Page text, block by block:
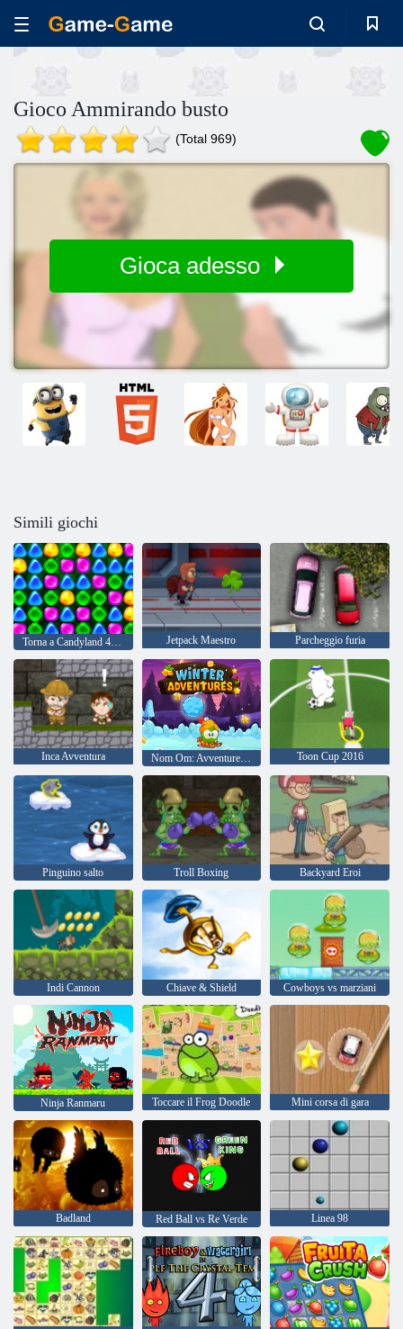
Gioco Ammirando busto
(Total 969)
Gioca adesso
Simili giochi
Torna a Candyland 4: Lollipop Garden Jetpack Maestro Parcheggio furia
Inca Avventura Nom Om: Avventure invernali Toon Cup 2016
Pinguino salto Troll Boxing Backyard Eroi
Indi Cannon Chiave & Shield Cowboys vs marziani
Ninja Ranmaru Toccare il Frog Doodle Mini corsa di gara
Badland Red Ball vs Re Verde Linea 98